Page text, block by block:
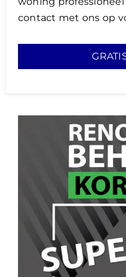
contact met ons op